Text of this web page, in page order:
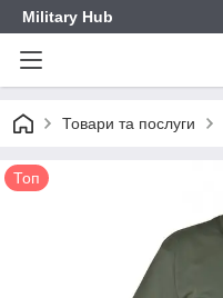
Military Hub
Товари та послуги
Топ